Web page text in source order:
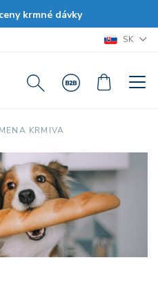
krmné dávky
SK
KRMIVA